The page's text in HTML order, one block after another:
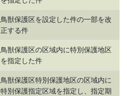
鳥獣保護区を設定した件の一部を改
正する件
鳥獣保護区の区域内に特別保護地区
を指定した件
鳥獣保護区特別保護地区の区域内に
特別保護指定区域を指定し、指定期